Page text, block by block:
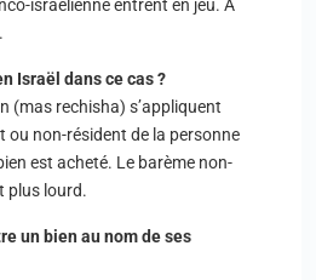
israélienne entrent en jeu. À
Israël dans ce cas ?
(mas rechisha) s’appliquent
ou non-résident de la personne
est acheté. Le barème non-
plus lourd.
un bien au nom de ses